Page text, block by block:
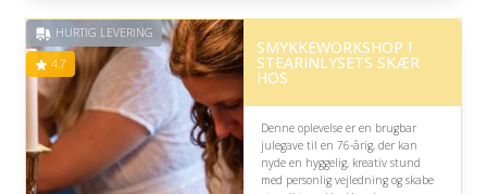
HURTIG LEVERING
4.7
SMYKKEWORKSHOP I
STEARINLYSETS SKÆR
HOS
Denne oplevelse er en brugbar
julegave til en 76-årig, der kan
nyde en hyggelig, kreativ stund
med personlig vejledning og skabe